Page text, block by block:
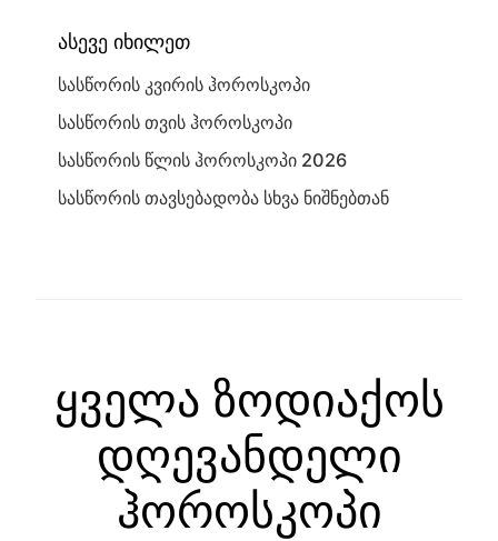
ასევე იხილეთ
სასწორის კვირის ჰოროსკოპი
სასწორის თვის ჰოროსკოპი
სასწორის წლის ჰოროსკოპი 2026
სასწორის თავსებადობა სხვა ნიშნებთან
ყველა ზოდიაქოს
დღევანდელი
ჰოროსკოპი